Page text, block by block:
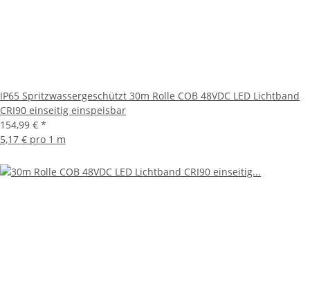
IP65 Spritzwassergeschützt 30m Rolle COB 48VDC LED Lichtband
CRI90 einseitig einspeisbar
154,99 € *
5,17 € pro 1 m